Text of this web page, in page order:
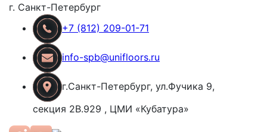
г. Санкт-Петербург
+7 (812) 209-01-71
info-spb@unifloors.ru
г.Санкт-Петербург, ул.Фучика 9,
секция 2В.929 , ЦМИ «Кубатура»